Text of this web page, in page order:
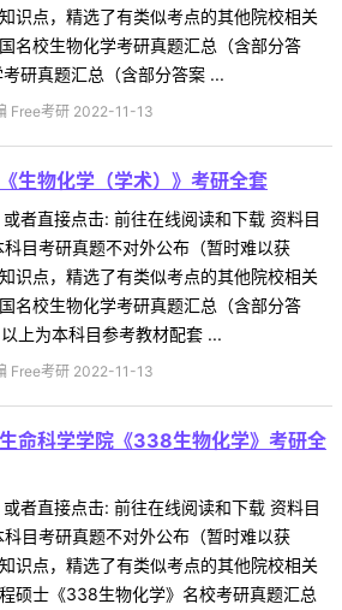
识点，精选了有类似考点的其他院校相关
名校生物化学考研真题汇总（含部分答
研真题汇总（含部分答案 ...
Free考研 2022-11-13
生物化学（学术）》考研全套
者直接点击: 前往在线阅读和下载 资料目
目考研真题不对外公布（暂时难以获
识点，精选了有类似考点的其他院校相关
名校生物化学考研真题汇总（含部分答
上为本科目参考教材配套 ...
Free考研 2022-11-13
命科学学院《338生物化学》考研全
者直接点击: 前往在线阅读和下载 资料目
目考研真题不对外公布（暂时难以获
识点，精选了有类似考点的其他院校相关
硕士《338生物化学》名校考研真题汇总